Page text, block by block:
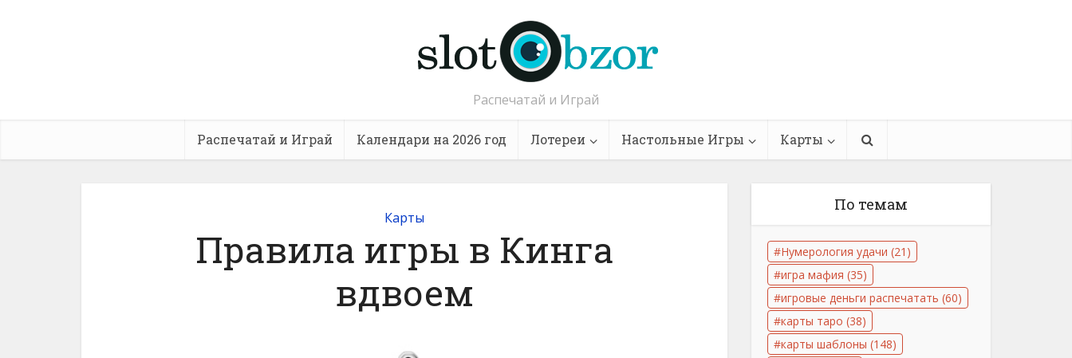
Распечатай и Играй
Распечатай и Играй Календари на 2026 год Лотереи Настольные Игры Карты
Карты
Правила игры в Кинга
вдвоем
По темам
Нумерология удачи (21)
игра мафия (35)
игровые деньги распечатать (60)
карты таро (38)
карты шаблоны (148)